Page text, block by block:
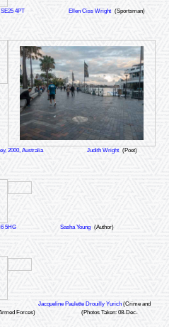
4PT Ellen Ciss Wright (Sportsman)
2000, Australia Judith Wright (Poet)
5HG Sasha Young (Author)
Jacqueline Paulette Drouilly Yurich (Crime and
Forces)
(Photos Taken: 08-Dec-